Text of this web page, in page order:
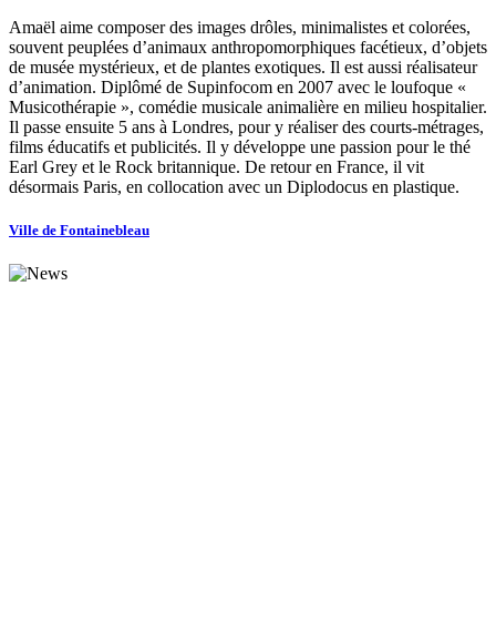
Amaël aime composer des images drôles, minimalistes et colorées,
souvent peuplées d’animaux anthropomorphiques facétieux, d’objets
de musée mystérieux, et de plantes exotiques. Il est aussi réalisateur
d’animation. Diplômé de Supinfocom en 2007 avec le loufoque «
Musicothérapie », comédie musicale animalière en milieu hospitalier.
Il passe ensuite 5 ans à Londres, pour y réaliser des courts-métrages,
films éducatifs et publicités. Il y développe une passion pour le thé
Earl Grey et le Rock britannique. De retour en France, il vit
désormais Paris, en collocation avec un Diplodocus en plastique.
Ville de Fontainebleau